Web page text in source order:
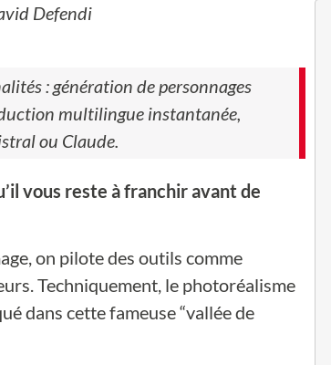
Defendi
: génération de personnages
multilingue instantanée,
ou Claude.
vous reste à franchir avant de
on pilote des outils comme
Techniquement, le photoréalisme
dans cette fameuse “vallée de